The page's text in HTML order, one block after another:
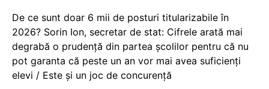
De ce sunt doar 6 mii de posturi titularizabile în
2026? Sorin Ion, secretar de stat: Cifrele arată mai
degrabă o prudență din partea școlilor pentru că nu
pot garanta că peste un an vor mai avea suficienți
elevi / Este și un joc de concurență